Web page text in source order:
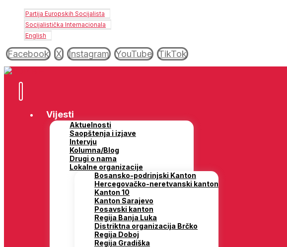
Partija Europskih Socijalista
Socijalistička Internacionala
English
Facebook X Instagram YouTube TikTok
Vijesti
Aktuelnosti
Saopštenja i izjave
Intervju
Kolumna/Blog
Drugi o nama
Lokalne organizacije
Bosansko-podrinjski Kanton
Hercegovačko-neretvanski kanton
Kanton 10
Kanton Sarajevo
Posavski kanton
Regija Banja Luka
Distriktna organizacija Brčko
Regija Doboj
Regija Gradiška